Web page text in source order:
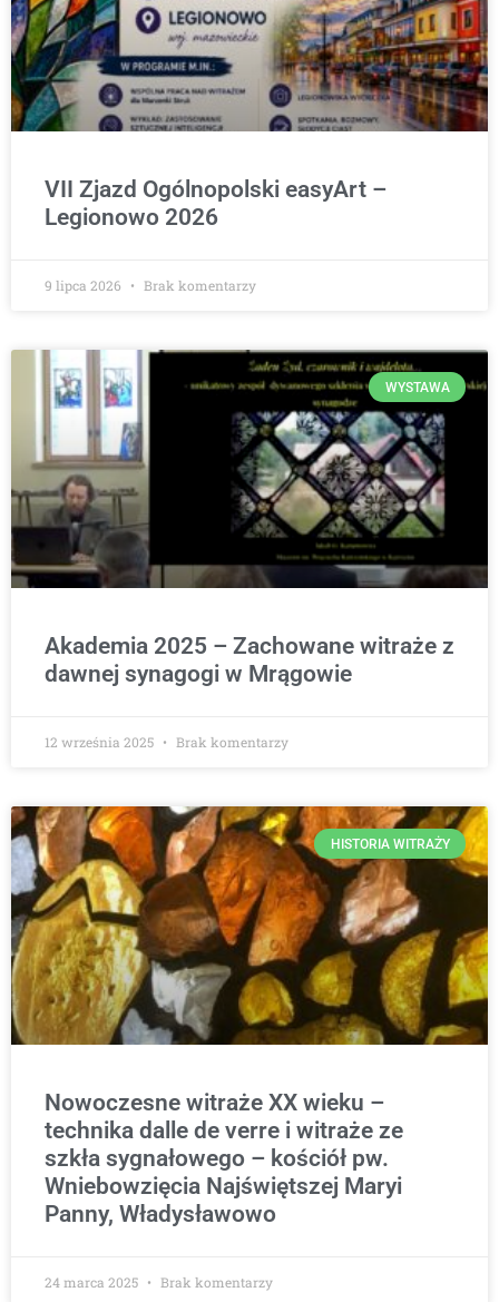
VII Zjazd Ogólnopolski easyArt –
Legionowo 2026
9 lipca 2026 Brak komentarzy
WYSTAWA
Akademia 2025 – Zachowane witraże z
dawnej synagogi w Mrągowie
12 września 2025 Brak komentarzy
HISTORIA WITRAŻY
Nowoczesne witraże XX wieku –
technika dalle de verre i witraże ze
szkła sygnałowego – kościół pw.
Wniebowzięcia Najświętszej Maryi
Panny, Władysławowo
24 marca 2025 Brak komentarzy